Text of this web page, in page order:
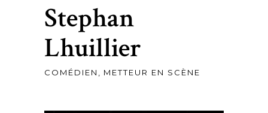
Stephan
Lhuillier
COMÉDIEN, METTEUR EN SCÈNE